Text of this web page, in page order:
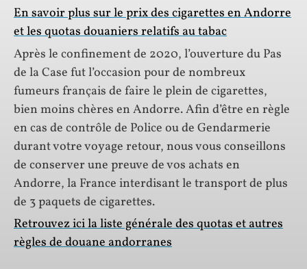
En savoir plus sur le prix des cigarettes en Andorre
et les quotas douaniers relatifs au tabac
Après le confinement de 2020, l’ouverture du Pas
de la Case fut l’occasion pour de nombreux
fumeurs français de faire le plein de cigarettes,
bien moins chères en Andorre. Afin d’être en règle
en cas de contrôle de Police ou de Gendarmerie
durant votre voyage retour, nous vous conseillons
de conserver une preuve de vos achats en
Andorre, la France interdisant le transport de plus
de 3 paquets de cigarettes.
Retrouvez ici la liste générale des quotas et autres
règles de douane andorranes